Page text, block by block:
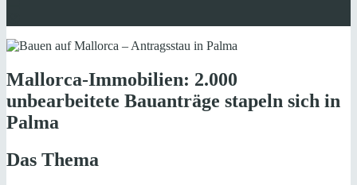
Mallorca-Immobilien: 2.000
unbearbeitete Bauanträge stapeln sich in
Palma
Das Thema